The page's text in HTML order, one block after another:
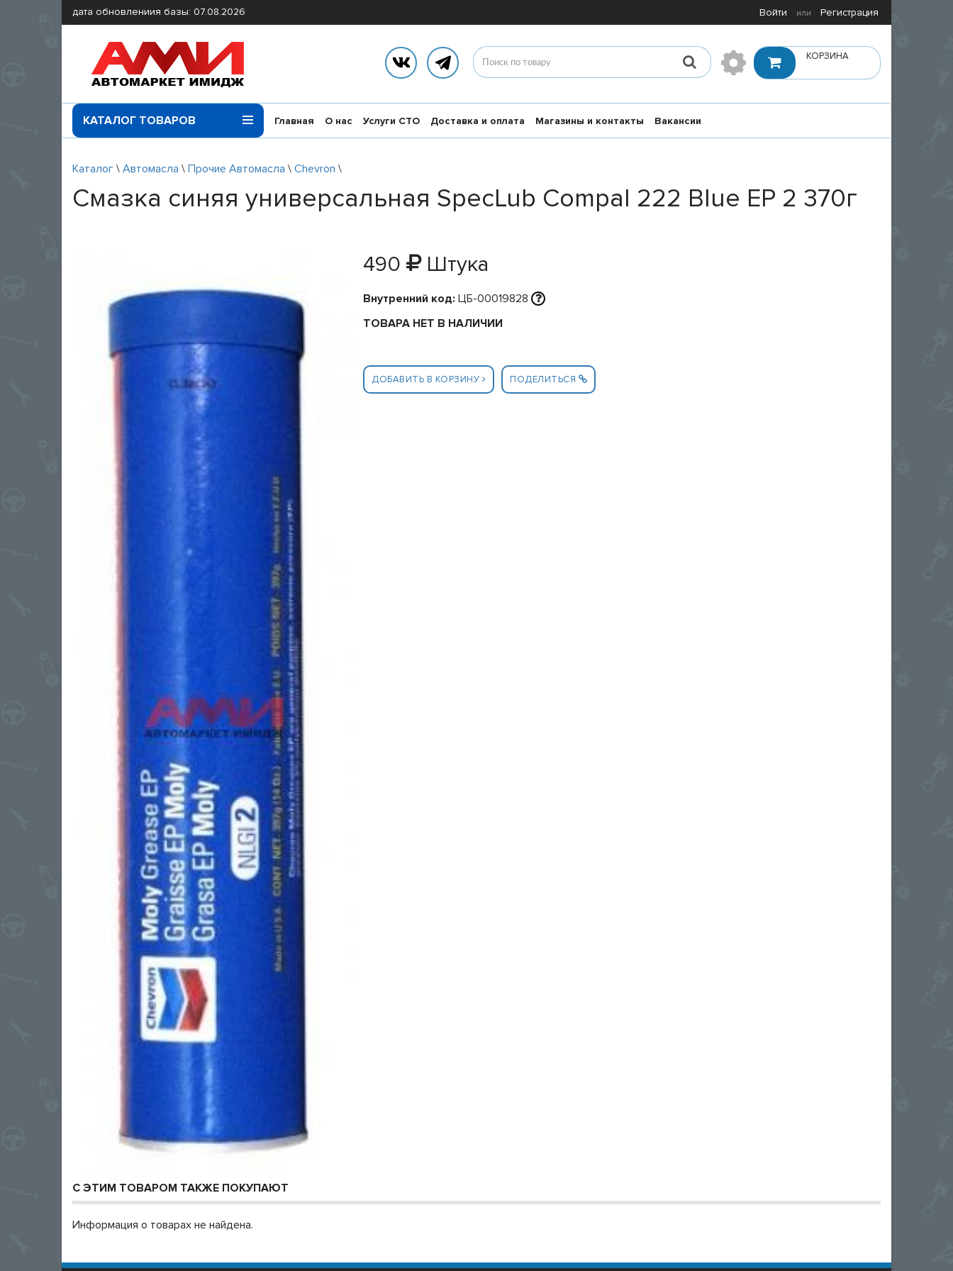
дата обновлениия базы: 07.08.2026 Войти или Регистрация
КОРЗИНА
КАТАЛОГ ТОВАРОВ Главная О нас Услуги СТО Доставка и оплата Магазины и контакты Вакансии
Каталог \ Автомасла \ Прочие Автомасла \ Chevron \
Смазка синяя универсальная SpecLub Compal 222 Blue EP 2 370г
490 Штука
Внутренний код: ЦБ-00019828
ТОВАРА НЕТ В НАЛИЧИИ
ДОБАВИТЬ В КОРЗИНУ ПОДЕЛИТЬСЯ
С ЭТИМ ТОВАРОМ ТАКЖЕ ПОКУПАЮТ
Информация о товарах не найдена.